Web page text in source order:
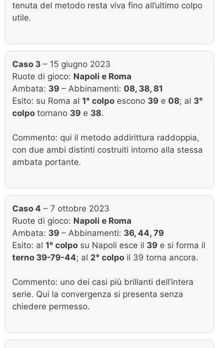
tenuta del metodo resta viva fino all’ultimo colpo
utile.
Caso 3 – 15 giugno 2023
Ruote di gioco: Napoli e Roma
Ambata: 39 – Abbinamenti: 08, 38, 81
Esito: su Roma al 1° colpo escono 39 e 08; al 3°
colpo tornano 39 e 38.
Commento: qui il metodo addirittura raddoppia,
con due ambi distinti costruiti intorno alla stessa
ambata portante.
Caso 4 – 7 ottobre 2023
Ruote di gioco: Napoli e Roma
Ambata: 39 – Abbinamenti: 36, 44, 79
Esito: al 1° colpo su Napoli esce il 39 e si forma il
terno 39-79-44; al 2° colpo il 39 torna ancora.
Commento: uno dei casi più brillanti dell’intera
serie. Qui la convergenza si presenta senza
chiedere permesso.